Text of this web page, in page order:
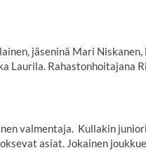
jäseninä Mari
Laurila. Rahastonhoitajana
valmentaja. Kullakin
asiat. Jokainen